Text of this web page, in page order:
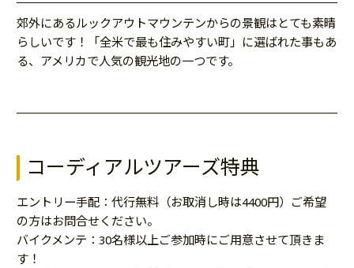
郊外にあるルックアウトマウンテンからの景観はとても素晴
らしいです！「全米で最も住みやすい町」に選ばれた事もあ
る、アメリカで人気の観光地の一つです。
コーディアルツアーズ特典
エントリー手配：代行無料（お取消し時は4400円）ご希望
の方はお問合せください。
バイクメンテ：30名様以上ご参加時にご用意させて頂きま
す！